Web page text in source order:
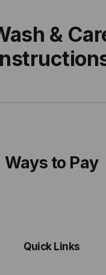
&
Ways to Pay
Quick Links